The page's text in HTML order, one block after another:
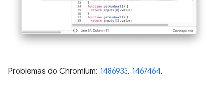
Problemas do Chromium: 1486933, 1467464.